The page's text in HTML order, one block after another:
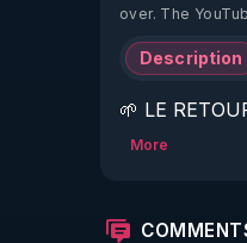
over. The
Description
🌱 LE
🌱 LE
More